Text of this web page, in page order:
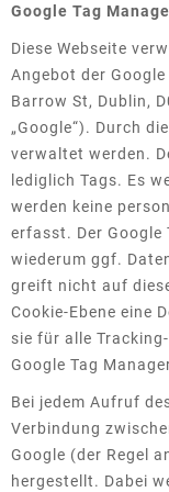
Google Tag
Diese Webseite
Angebot der
Barrow St, Dublin,
„Google“). Durch
verwaltet werden.
lediglich Tags. Es
werden keine
erfasst. Der Google
wiederum ggf.
greift nicht auf
Cookie-Ebene eine
sie für alle
Google Tag
Bei jedem Aufruf
Verbindung
Google (der Regel
hergestellt. Dabei